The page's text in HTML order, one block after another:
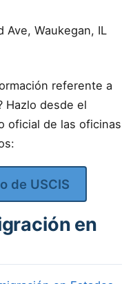
Ave, Waukegan, IL
referente a
Hazlo desde el
oficial de las oficinas
de USCIS
en